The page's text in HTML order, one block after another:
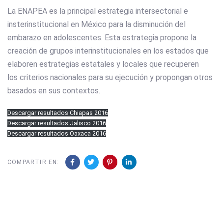
La ENAPEA es la principal estrategia intersectorial e
insterinstitucional en México para la disminución del
embarazo en adolescentes. Esta estrategia propone la
creación de grupos interinstitucionales en los estados que
elaboren estrategias estatales y locales que recuperen
los criterios nacionales para su ejecución y propongan otros
basados en sus contextos.
Descargar resultados Chiapas 2016
Descargar resultados Jalisco 2016
Descargar resultados Oaxaca 2016
COMPARTIR EN: